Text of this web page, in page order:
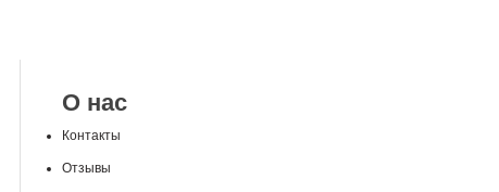
О нас
Контакты
Отзывы